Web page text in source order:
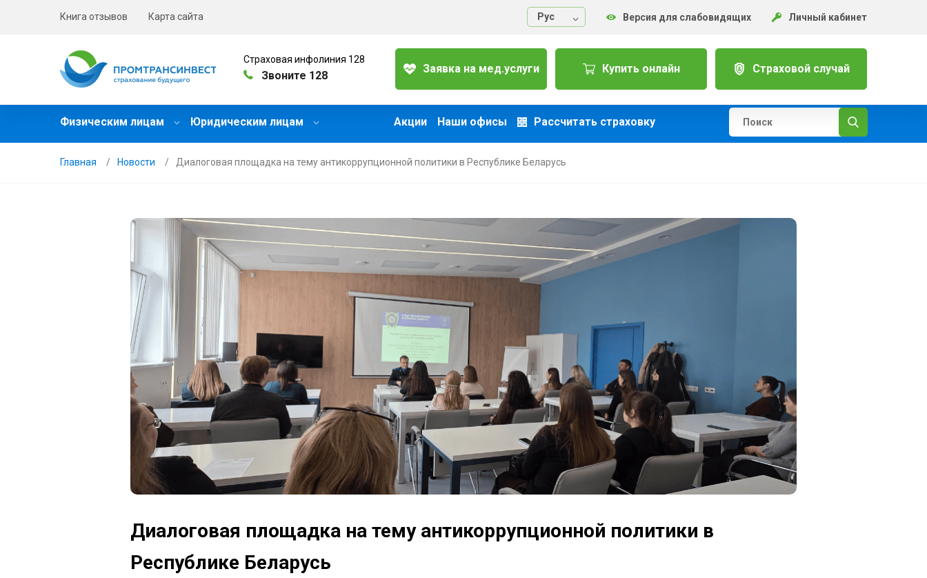
Книга отзывов Карта сайта Руc Версия для слабовидящих Личный кабинет
Страховая инфолиния 128
Звоните 128
Заявка на мед.услуги Купить онлайн Страховой случай
Физическим лицам Юридическим лицам Акции Наши офисы Рассчитать страховку
Главная Новости Диалоговая площадка на тему антикоррупционной политики в Республике Беларусь
Диалоговая площадка на тему антикоррупционной политики в
Республике Беларусь